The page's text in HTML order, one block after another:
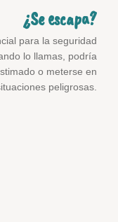
¿Se escapa?
para la seguridad
lo llamas, podría
o meterse en
peligrosas.